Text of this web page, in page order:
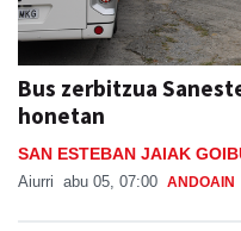
Bus zerbitzua
honetan
SAN ESTEBAN JAIAK
Aiurri abu 05, 07:00 ANDOAIN